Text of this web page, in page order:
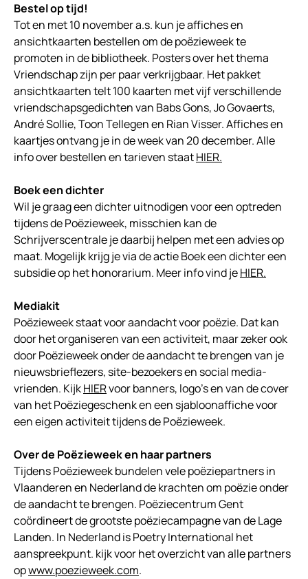
Bestel op tijd!
Tot en met 10 november a.s. kun je affiches en
ansichtkaarten bestellen om de poëzieweek te
promoten in de bibliotheek. Posters over het thema
Vriendschap zijn per paar verkrijgbaar. Het pakket
ansichtkaarten telt 100 kaarten met vijf verschillende
vriendschapsgedichten van Babs Gons, Jo Govaerts,
André Sollie, Toon Tellegen en Rian Visser. Affiches en
kaartjes ontvang je in de week van 20 december. Alle
info over bestellen en tarieven staatHIER.
Boek een dichter
Wil je graag een dichter uitnodigen voor een optreden
tijdens de Poëzieweek, misschien kan de
Schrijverscentrale je daarbij helpen met een advies op
maat. Mogelijk krijg je via de actie Boek een dichter een
subsidie op het honorarium. Meer info vind jeHIER.
Mediakit
Poëzieweek staat voor aandacht voor poëzie. Dat kan
door het organiseren van een activiteit, maar zeker ook
door Poëzieweek onder de aandacht te brengen van je
nieuwsbrieflezers, site-bezoekers en social media-
vrienden. KijkHIERvoor banners, logo’s en van de cover
van het Poëziegeschenk en een sjabloonaffiche voor
een eigen activiteit tijdens de Poëzieweek.
Over de Poëzieweek en haar partners
Tijdens Poëzieweek bundelen vele poëziepartners in
Vlaanderen en Nederland de krachten om poëzie onder
de aandacht te brengen. Poëziecentrum Gent
coördineert de grootste poëziecampagne van de Lage
Landen. In Nederland is Poetry International het
aanspreekpunt. kijk voor het overzicht van alle partners
opwww.poezieweek.com.